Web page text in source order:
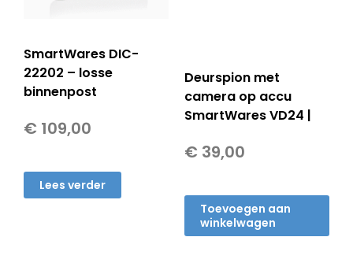
SmartWares DIC-
22202 – losse
binnenpost
€ 109,00
Lees verder
Deurspion met
camera op accu
SmartWares VD24 |
€ 39,00
Toevoegen aan
winkelwagen